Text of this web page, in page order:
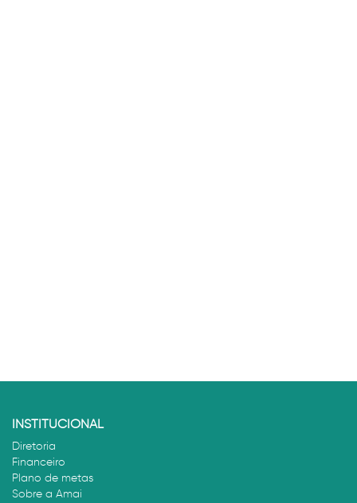
INSTITUCIONAL
Diretoria
Financeiro
Plano de metas
Sobre a Amai